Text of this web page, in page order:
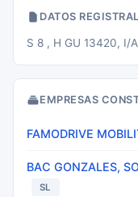
DATOS
S 8 , H GU 13420, I/
EMPRESAS
FAMODRIVE
BAC GONZALES,
SL